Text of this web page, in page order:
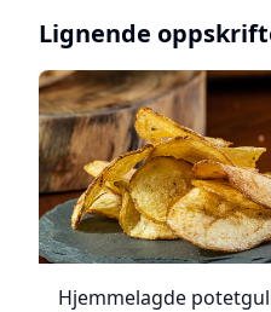
Lignende
Hjemmelagde